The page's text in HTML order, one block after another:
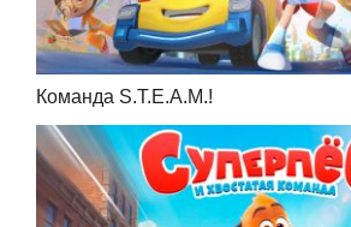
Команда S.T.E.A.M.!